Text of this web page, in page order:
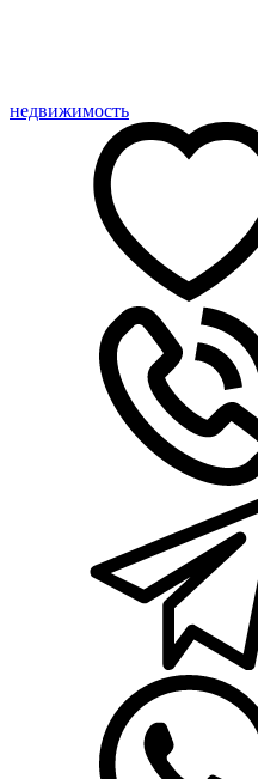
недвижимость